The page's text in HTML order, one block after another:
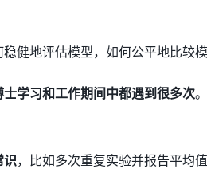
健地评估模型，如何公平地比较
学习和工作期间中都遇到很多次
识，比如多次重复实验并报告平均